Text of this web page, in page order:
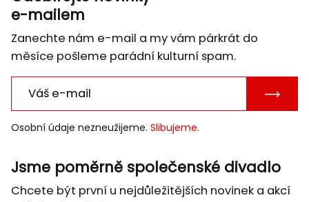
e-mailem
Zanechte nám e-mail a my vám párkrát do
měsíce pošleme parádní kulturní spam.
E-
Osobní údaje nezneužijeme. Slibujeme.
Jsme poměrně společenské divadlo
Chcete být první u nejdůležitějších novinek a akcí